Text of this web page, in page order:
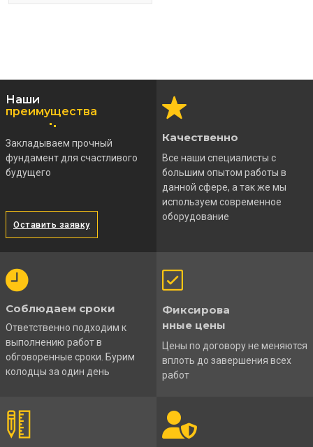
Наши
преимущества
Закладываем прочный
фундамент для счастливого
будущего
Оставить заявку
Качественно
Все наши специалисты с
большим опытом работы в
данной сфере, а так же мы
используем современное
оборудование
Соблюдаем сроки
Ответственно подходим к
выполнению работ в
обговоренные сроки. Бурим
колодцы за один день
Фиксирова
нные цены
Цены по договору не меняются
вплоть до завершения всех
работ